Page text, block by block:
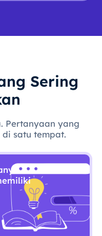
Sering
Pertanyaan yang
satu tempat.